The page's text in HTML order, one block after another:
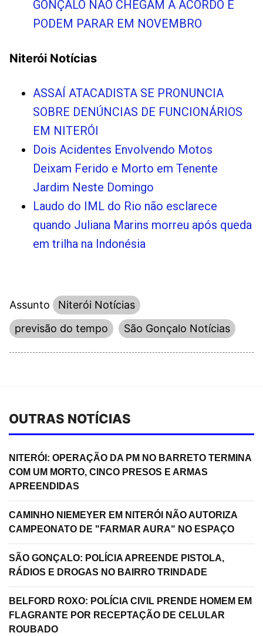
GONÇALO NÃO CHEGAM A ACORDO E
PODEM PARAR EM NOVEMBRO
Niterói Notícias
ASSAÍ ATACADISTA SE PRONUNCIA
SOBRE DENÚNCIAS DE FUNCIONÁRIOS
EM NITERÓI
Dois Acidentes Envolvendo Motos
Deixam Ferido e Morto em Tenente
Jardim Neste Domingo
Laudo do IML do Rio não esclarece
quando Juliana Marins morreu após queda
em trilha na Indonésia
Assunto
Niterói Notícias
previsão do tempo
São Gonçalo Notícias
OUTRAS NOTÍCIAS
NITERÓI: OPERAÇÃO DA PM NO BARRETO TERMINA
COM UM MORTO, CINCO PRESOS E ARMAS
APREENDIDAS
CAMINHO NIEMEYER EM NITERÓI NÃO AUTORIZA
CAMPEONATO DE "FARMAR AURA" NO ESPAÇO
SÃO GONÇALO: POLÍCIA APREENDE PISTOLA,
RÁDIOS E DROGAS NO BAIRRO TRINDADE
BELFORD ROXO: POLÍCIA CIVIL PRENDE HOMEM EM
FLAGRANTE POR RECEPTAÇÃO DE CELULAR
ROUBADO